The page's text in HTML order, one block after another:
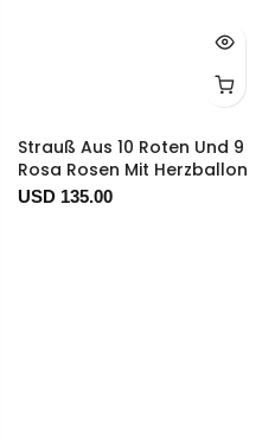
Strauß Aus 10 Roten Und 9
Rosa Rosen Mit Herzballon
USD 135.00